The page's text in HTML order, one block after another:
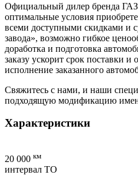
Официальный дилер бренда
оптимальные условия
всеми доступными скидками и
завода», возможно гибкое
доработка и подготовка
заказу ускорит срок поставки и
исполнение заказанного
Свяжитесь с нами, и наши
подходящую модификацию
Характеристики
20 000 км
интервал ТО